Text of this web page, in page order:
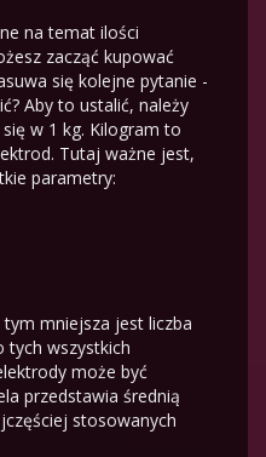
na temat ilości
zacząć kupować
się kolejne pytanie -
Aby to ustalić, należy
w 1 kg. Kilogram to
Tutaj ważne jest,
parametry:
mniejsza jest liczba
tych wszystkich
może być
przedstawia średnią
stosowanych